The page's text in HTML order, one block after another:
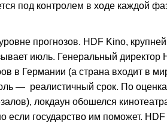
под контролем в ходе каждой
прогнозов. HDF Kino,
июль. Генеральный директор
в Германии (а страна входит в
— реалистичный срок. По
локдаун обошелся
если государство им поможет.